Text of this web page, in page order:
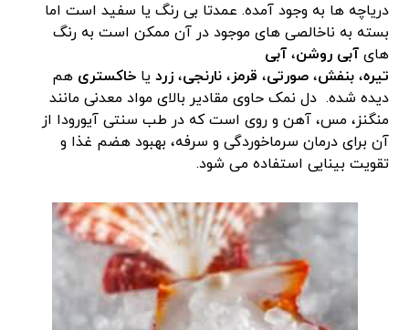
دریاچه ها به وجود آمده. عمدتا بی رنگ یا سفید است اما
بسته به ناخالصی های موجود در آن ممکن است به رنگ
هایآبی روشن،آبی
تیره،بنفش،صورتی، قرمز،نارنجی،زرد یاخاکستری هم
دیده شده. دل نمک حاوی مقادیر بالای مواد معدنی مانند
منگنز، مس، آهن و روی است که در طب سنتی آیورودا از
آن برای درمان سرماخوردگی و سرفه، بهبود هضم غذا و
تقویت بینایی استفاده می شود.